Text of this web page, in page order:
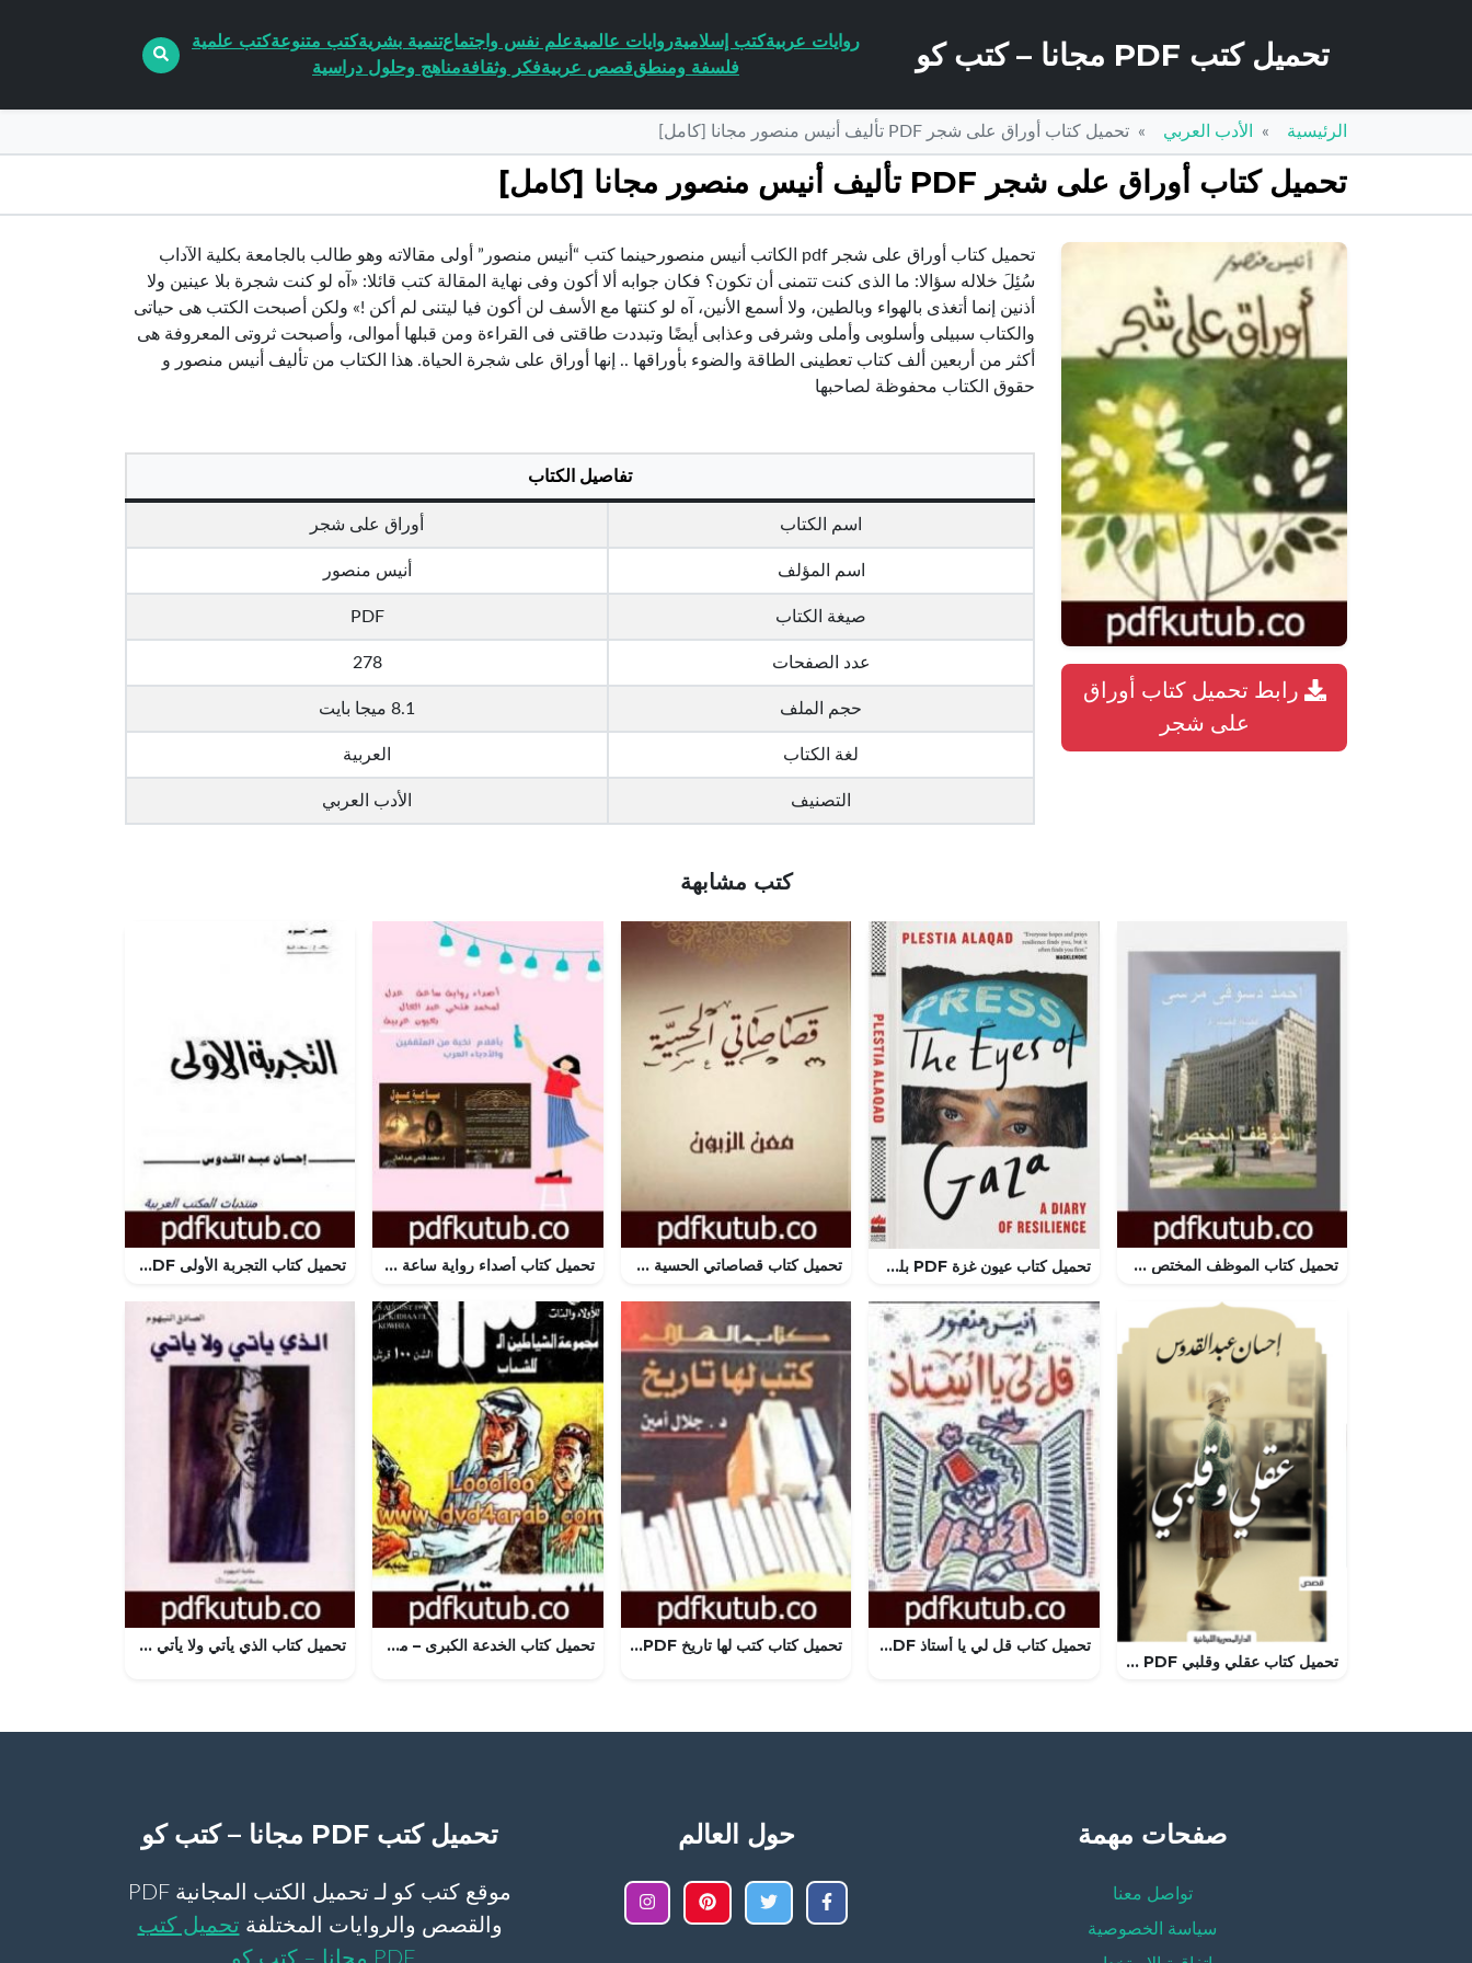
تحميل كتب PDF مجانا – كتب كو روايات عربيةكتب إسلاميةروايات عالميةعلم نفس واجتماعتنمية بشريةكتب متنوعةكتب علمية
فلسفة ومنطققصص عربيةفكر وثقافةمناهج وحلول دراسية
الرئيسية الأدب العربي تحميل كتاب أوراق على شجر PDF تأليف أنيس منصور مجانا [كامل]
تحميل كتاب أوراق على شجر PDF تأليف أنيس منصور مجانا [كامل]
رابط تحميل كتاب أوراق
على شجر
تحميل كتاب أوراق على شجر pdf الكاتب أنيس منصورحينما كتب “أنيس منصور” أولى مقالاته وهو طالب بالجامعة بكلية الآداب
سُئِلَ خلاله سؤالا: ما الذى كنت تتمنى أن تكون؟ فكان جوابه ألا أكون وفى نهاية المقالة كتب قائلا: «آه لو كنت شجرة بلا عينين ولا
أذنين إنما أتغذى بالهواء وبالطين، ولا أسمع الأنين، آه لو كنتها مع الأسف لن أكون فيا ليتنى لم أكن !» ولكن أصبحت الكتب هى حياتى
والكتاب سبيلى وأسلوبى وأملى وشرفى وعذابى أيضًا وتبددت طاقتى فى القراءة ومن قبلها أموالى، وأصبحت ثروتى المعروفة هى
أكثر من أربعين ألف كتاب تعطينى الطاقة والضوء بأوراقها .. إنها أوراق على شجرة الحياة. هذا الكتاب من تأليف أنيس منصور و
حقوق الكتاب محفوظة لصاحبها
تفاصيل الكتاب
اسم الكتاب أوراق على شجر
اسم المؤلف أنيس منصور
صيغة الكتاب PDF
عدد الصفحات 278
حجم الملف 8.1 ميجا بايت
لغة الكتاب العربية
التصنيف الأدب العربي
كتب مشابهة
تحميل كتاب الموظف المختص PDF تأليف أحمد دسوقي مرسي مجانا [كامل] تحميل كتاب عيون غزة PDF بلستيا العقاد مجانا برابط مباشر تحميل كتاب قصاصاتي الحسية PDF تأليف معن الزبون مجانا [كامل] تحميل كتاب أصداء رواية ساعة عدل PDF تأليف مجموعة من المؤلفين مجانا [كامل] تحميل كتاب التجربة الأولى PDF تأليف إحسان عبد القدوس مجانا [كامل]
تحميل كتاب عقلي وقلبي PDF إحسان عبد القدوس مجانا برابط مباشر
تحميل كتاب قل لي يا أستاذ PDF تأليف أنيس منصور مجانا [كامل] تحميل كتاب كتب لها تاريخ PDF تأليف جلال أمين مجانا [كامل] تحميل كتاب الخدعة الكبرى – مجموعة الشياطين ال 13 PDF تأليف محمود سالم مجانا [كامل] تحميل كتاب الذي يأتي ولا يأتي PDF تأليف الصادق النيهوم مجانا [كامل]
صفحات مهمة
تواصل معنا
سياسة الخصوصية
حول العالم تحميل كتب PDF مجانا – كتب كو
موقع كتب كو لـ تحميل الكتب المجانية PDF
والقصص والروايات المختلفة تحميل كتب
PDF مجانا – كتب كو